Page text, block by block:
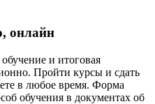
онлайн
и итоговая
Пройти курсы и сдать
в любое время. Форма
обучения в документах об